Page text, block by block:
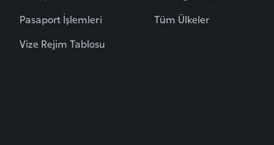
Pasaport İşlemleri
Vize Rejim Tablosu
Tüm Ülkeler
s
t
a